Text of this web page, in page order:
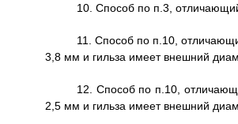
10. Способ по п.3,
11. Способ по п.10,
3,8 мм и гильза имеет внешний
12. Способ по п.10,
2,5 мм и гильза имеет внешний